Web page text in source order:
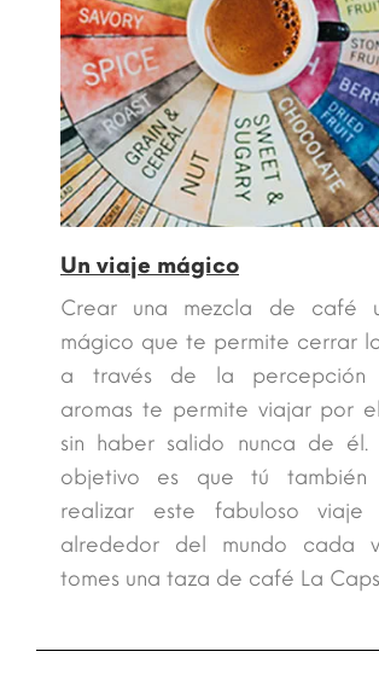
Un viaje mágico
Crear una mezcla de café
mágico que te permite cerrar
a través de la
aromas te permite viajar por
sin haber salido nunca de él.
objetivo es que tú también
realizar este fabuloso viaje
alrededor del mundo cada
tomes una taza de café La